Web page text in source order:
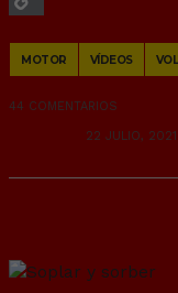
Link
MOTOR VÍDEOS
44 COMENTARIOS
22 JULIO, 2021